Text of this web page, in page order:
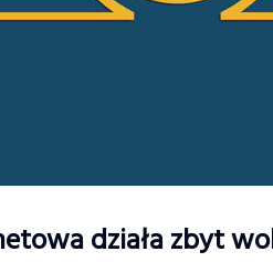
działa zbyt